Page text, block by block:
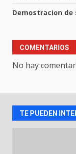
Demostracion
COMENTARIOS
No hay
TE PUEDEN